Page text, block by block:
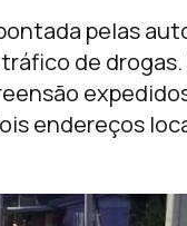
pelas
de
endereços